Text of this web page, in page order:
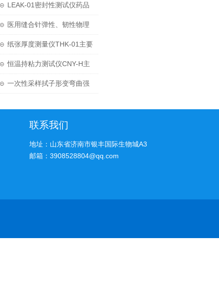
及领域
LEAK-01密封性测试仪药品
真空包装整体密封性能检测
医用缝合针弹性、韧性物理
性能测试方案
纸张厚度测量仪THK-01主要
参数
恒温持粘力测试仪CNY-H主
要参数
一次性采样拭子形变弯曲强
联系我们
地址：山东省济南市银丰国际生物城A3
邮箱：3908528804@qq.com